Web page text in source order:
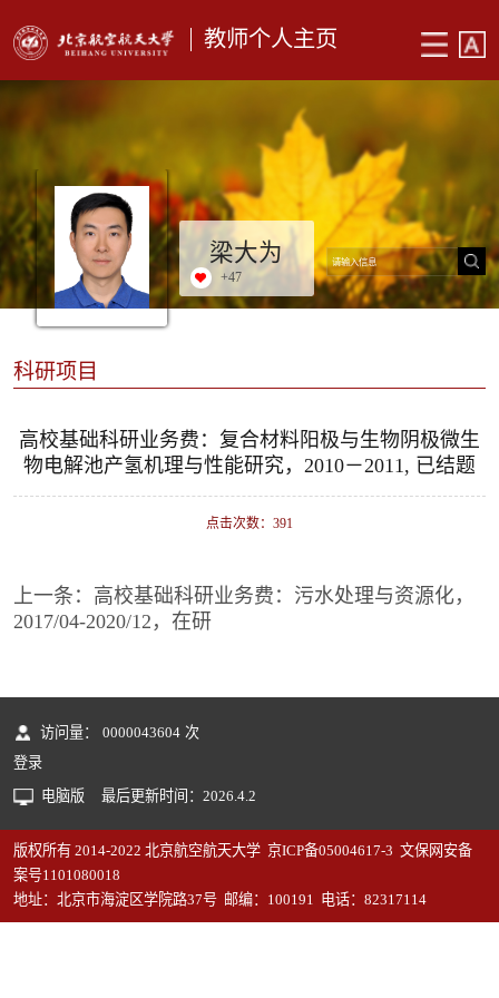
教师个人主页
梁大为
+47
科研项目
高校基础科研业务费：复合材料阳极与生物阴极微生
物电解池产氢机理与性能研究，2010－2011, 已结题
点击次数： 391
上一条： 高校基础科研业务费：污水处理与资源化，
2017/04-2020/12，在研
访问量： 0000043604 次
登录
电脑版
最后更新时间： 2026 4. 2
版权所有 2014-2022 北京航空航天大学 京ICP备05004617-3 文保网安备
案号1101080018
地址：北京市海淀区学院路37号 邮编：100191 电话：82317114